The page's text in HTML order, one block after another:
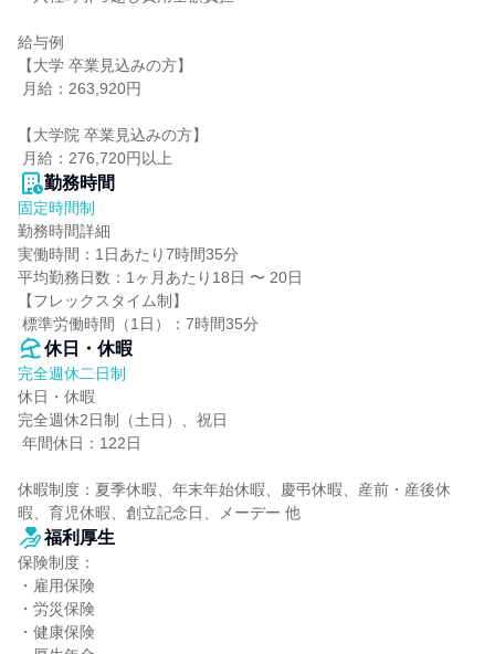
給与例
【大学 卒業見込みの方】
【大学院 卒業見込みの方】
月給：276,720円以上
勤務時間
固定時間制
勤務時間詳細
実働時間：1日あたり7時間35分
平均勤務日数：1ヶ月あたり18日 〜 20日
【フレックスタイム制】
標準労働時間（1日）：7時間35分
休日・休暇
完全週休二日制
休日・休暇
完全週休2日制（土日）、祝日
休暇制度：夏季休暇、年末年始休暇、慶弔休暇、産前・産後休
暇、育児休暇、創立記念日、メーデー 他
福利厚生
保険制度：
・雇用保険
・労災保険
・健康保険